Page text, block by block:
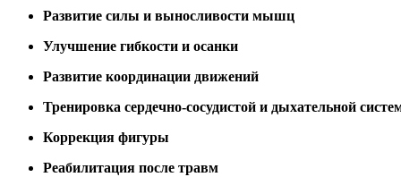
Развитие силы и выносливости мышц
Улучшение гибкости и осанки
Развитие координации движений
Тренировка сердечно-сосудистой и дыхательной
Коррекция фигуры
Реабилитация после травм